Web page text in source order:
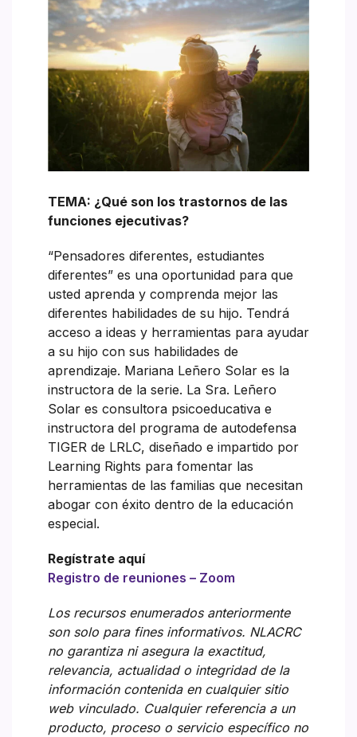
TEMA: ¿Qué son los trastornos de las
funciones ejecutivas?
“Pensadores diferentes, estudiantes
diferentes” es una oportunidad para que
usted aprenda y comprenda mejor las
diferentes habilidades de su hijo. Tendrá
acceso a ideas y herramientas para ayudar
a su hijo con sus habilidades de
aprendizaje. Mariana Leñero Solar es la
instructora de la serie. La Sra. Leñero
Solar es consultora psicoeducativa e
instructora del programa de autodefensa
TIGER de LRLC, diseñado e impartido por
Learning Rights para fomentar las
herramientas de las familias que necesitan
abogar con éxito dentro de la educación
especial.
Regístrate aquí
Registro de reuniones – Zoom
Los recursos enumerados anteriormente
son solo para fines informativos. NLACRC
no garantiza ni asegura la exactitud,
relevancia, actualidad o integridad de la
información contenida en cualquier sitio
web vinculado. Cualquier referencia a un
producto, proceso o servicio específico no